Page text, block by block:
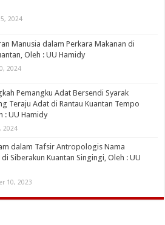
2024
Manusia dalam Perkara Makanan di
Oleh : UU Hamidy
2024
Pemangku Adat Bersendi Syarak
Teraju Adat di Rantau Kuantan Tempo
: UU Hamidy
2024
dalam Tafsir Antropologis Nama
di Siberakun Kuantan Singingi, Oleh : UU
10, 2023